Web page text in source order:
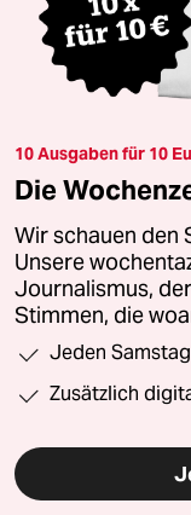
10 Ausgaben für 10
Die
Wir schauen den
Unsere
Journalismus,
Stimmen, die
Jeden
Zusätzlich